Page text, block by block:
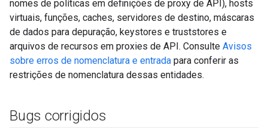
nomes de políticas em definições de proxy de API), hosts
virtuais, funções, caches, servidores de destino, máscaras
de dados para depuração, keystores e truststores e
arquivos de recursos em proxies de API. Consulte Avisos
sobre erros de nomenclatura e entrada para conferir as
restrições de nomenclatura dessas entidades.
Bugs corrigidos